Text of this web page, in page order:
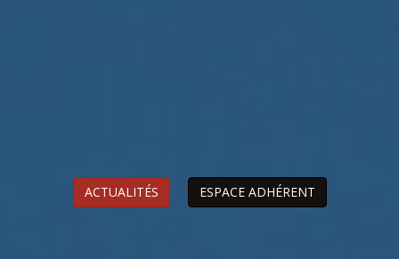
ACTUALITÉS ESPACE ADHÉRENT